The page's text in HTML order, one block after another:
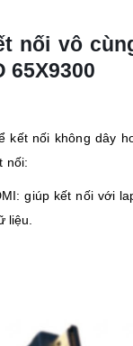
nối vô
65X9300
kết nối không dây
nối:
giúp kết nối với
liệu.